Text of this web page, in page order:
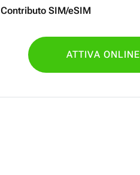
Contributo SIM/eSIM
ATTIVA ONLINE